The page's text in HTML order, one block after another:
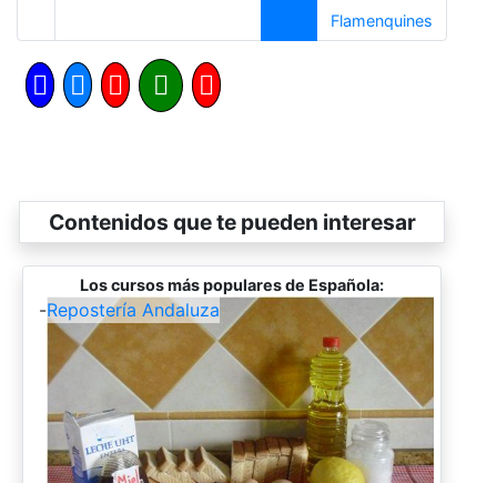
Flamenquines
Contenidos que te pueden interesar
Los cursos más populares de Española:
-Repostería Andaluza